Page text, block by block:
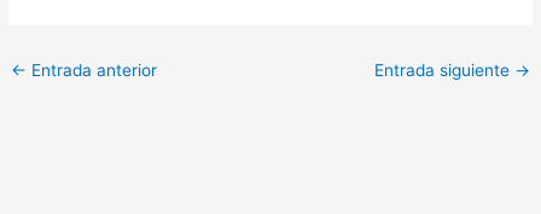
p
y
at
s
← Entrada anterior Entrada siguiente →